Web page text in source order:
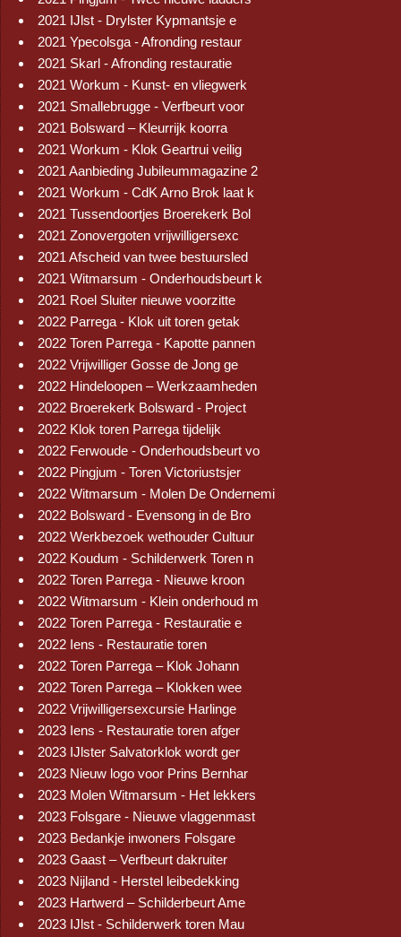
2021 IJlst - Drylster Kypmantsje e
2021 Ypecolsga - Afronding restaur
2021 Skarl - Afronding restauratie
2021 Workum - Kunst- en vliegwerk
2021 Smallebrugge - Verfbeurt voor
2021 Bolsward – Kleurrijk koorra
2021 Workum - Klok Geartrui veilig
2021 Aanbieding Jubileummagazine 2
2021 Workum - CdK Arno Brok laat k
2021 Tussendoortjes Broerekerk Bol
2021 Zonovergoten vrijwilligersexc
2021 Afscheid van twee bestuursled
2021 Witmarsum - Onderhoudsbeurt k
2021 Roel Sluiter nieuwe voorzitte
2022 Parrega - Klok uit toren getak
2022 Toren Parrega - Kapotte pannen
2022 Vrijwilliger Gosse de Jong ge
2022 Hindeloopen – Werkzaamheden
2022 Broerekerk Bolsward - Project
2022 Klok toren Parrega tijdelijk
2022 Ferwoude - Onderhoudsbeurt vo
2022 Pingjum - Toren Victoriustsjer
2022 Witmarsum - Molen De Ondernemi
2022 Bolsward - Evensong in de Bro
2022 Werkbezoek wethouder Cultuur
2022 Koudum - Schilderwerk Toren n
2022 Toren Parrega - Nieuwe kroon
2022 Witmarsum - Klein onderhoud m
2022 Toren Parrega - Restauratie e
2022 Iens - Restauratie toren
2022 Toren Parrega – Klok Johann
2022 Toren Parrega – Klokken wee
2022 Vrijwilligersexcursie Harlinge
2023 Iens - Restauratie toren afger
2023 IJlster Salvatorklok wordt ger
2023 Nieuw logo voor Prins Bernhar
2023 Molen Witmarsum - Het lekkers
2023 Folsgare - Nieuwe vlaggenmast
2023 Bedankje inwoners Folsgare
2023 Gaast – Verfbeurt dakruiter
2023 Nijland - Herstel leibedekking
2023 Hartwerd – Schilderbeurt Ame
2023 IJlst - Schilderwerk toren Mau